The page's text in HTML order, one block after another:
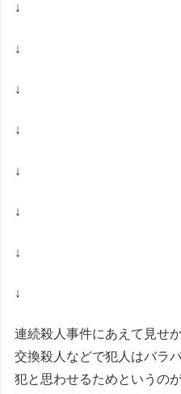
↓
↓
↓
↓
↓
↓
↓
↓
連続殺人事件にあえて見せ
交換殺人などで犯人はバラ
犯と思わせるためというの